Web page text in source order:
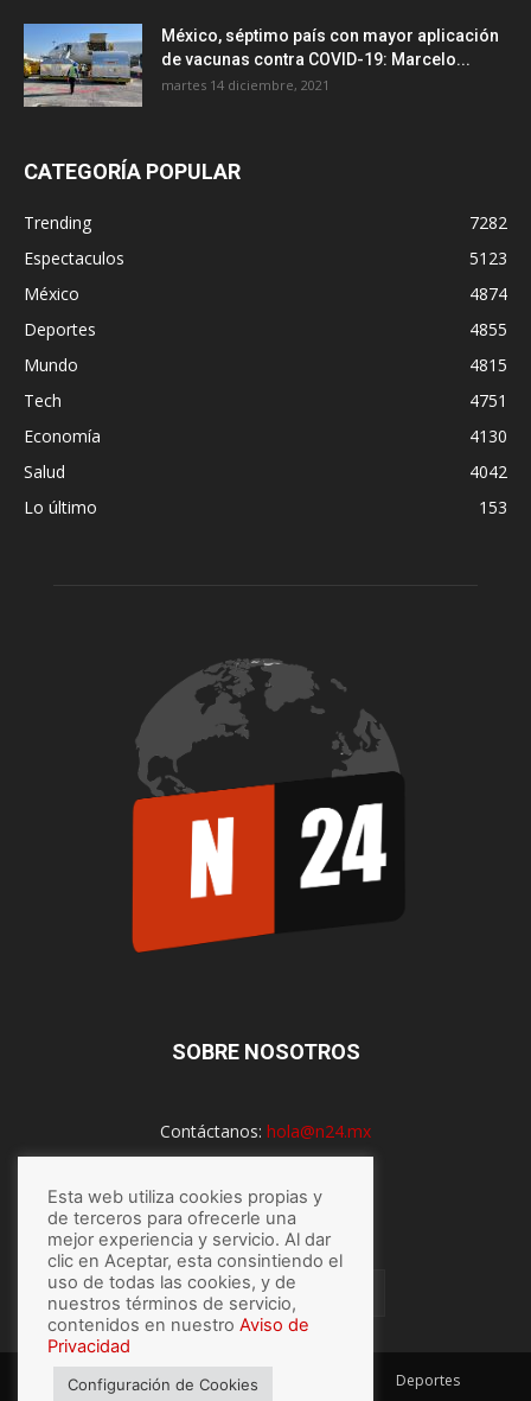
México, séptimo país con mayor aplicación
de vacunas contra COVID-19: Marcelo...
martes 14 diciembre, 2021
CATEGORÍA POPULAR
Trending
7282
Espectaculos
5123
México
4874
Deportes
4855
Mundo
4815
Tech
4751
Economía
4130
Salud
4042
Lo último
153
SOBRE NOSOTROS
Contáctanos: hola@n24.mx
SÍGUENOS
México Mundo Economía
Deportes
Esta web utiliza cookies propias y
de terceros para ofrecerle una
mejor experiencia y servicio. Al dar
clic en Aceptar, esta consintiendo el
uso de todas las cookies, y de
nuestros términos de servicio,
contenidos en nuestro Aviso de
Privacidad
Configuración de Cookies